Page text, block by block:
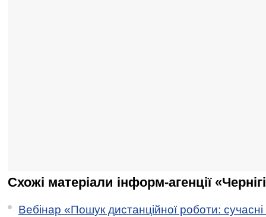
Схожі матеріали інформ-агенції
Вебінар «Пошук дистанційної роботи: